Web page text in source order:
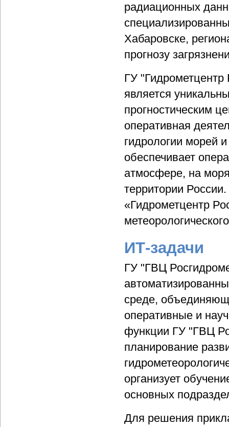
радиационных
Хабаровске,
прогнозу
ГУ "Гидрометцентр
является
прогностическим
оперативная
гидрологии морей
обеспечивает
атмосфере, на
территории
«Гидрометцентр
ИТ-задачи
ГУ "ГВЦ
среде,
оперативные и
функции ГУ "ГВЦ
планирование
организует
основных
Для решения